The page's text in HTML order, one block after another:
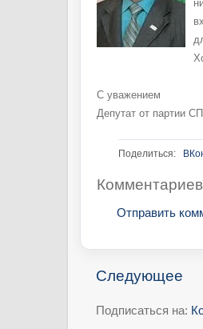
С уважением
Депутат от партии
Поделиться:
Отправить
Следующее
Подписаться на: